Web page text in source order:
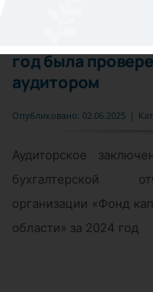
год была
аудитором
Опубликовано: 02.06.2025
Аудиторское
бухгалтерской
организации «Фонд
области» за 2024 год